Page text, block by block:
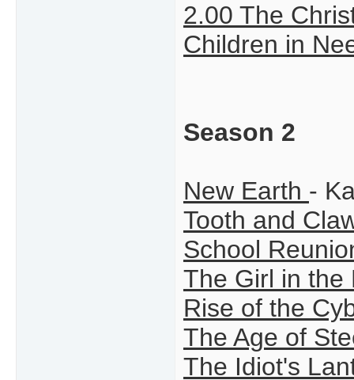
2.00 The
Children in
Season 2
New Earth -
Tooth and
School
The Girl in the
Rise of the
The Age of
The Idiot's